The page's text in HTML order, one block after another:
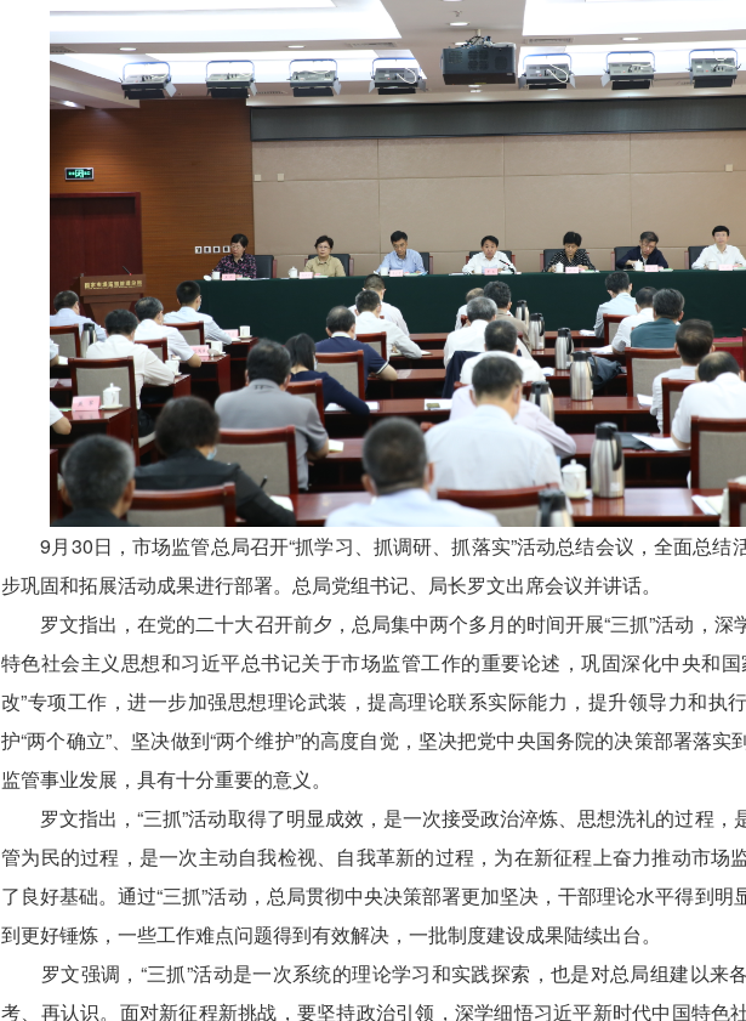
9月30日，市场监管总局召开“抓学习、抓调研、抓落实”活动总结会议，全面总结
步巩固和拓展活动成果进行部署。总局党组书记、局长罗文出席会议并讲话。
罗文指出，在党的二十大召开前夕，总局集中两个多月的时间开展“三抓”活动，深
特色社会主义思想和习近平总书记关于市场监管工作的重要论述，巩固深化中央和
改”专项工作，进一步加强思想理论武装，提高理论联系实际能力，提升领导力和执
护“两个确立”、坚决做到“两个维护”的高度自觉，坚决把党中央国务院的决策部署落实
监管事业发展，具有十分重要的意义。
罗文指出，“三抓”活动取得了明显成效，是一次接受政治淬炼、思想洗礼的过程，
管为民的过程，是一次主动自我检视、自我革新的过程，为在新征程上奋力推动市场
了良好基础。通过“三抓”活动，总局贯彻中央决策部署更加坚决，干部理论水平得到明
到更好锤炼，一些工作难点问题得到有效解决，一批制度建设成果陆续出台。
罗文强调，“三抓”活动是一次系统的理论学习和实践探索，也是对总局组建以来
考、再认识。面对新征程新挑战，要坚持政治引领，深学细悟习近平新时代中国特色